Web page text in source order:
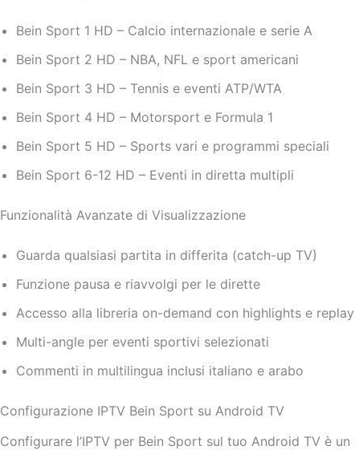
Bein Sport 1 HD – Calcio internazionale e serie A
Bein Sport 2 HD – NBA, NFL e sport americani
Bein Sport 3 HD – Tennis e eventi ATP/WTA
Bein Sport 4 HD – Motorsport e Formula 1
Bein Sport 5 HD – Sports vari e programmi speciali
Bein Sport 6-12 HD – Eventi in diretta multipli
Funzionalità Avanzate di Visualizzazione
Guarda qualsiasi partita in differita (catch-up TV)
Funzione pausa e riavvolgi per le dirette
Accesso alla libreria on-demand con highlights e replay
Multi-angle per eventi sportivi selezionati
Commenti in multilingua inclusi italiano e arabo
Configurazione IPTV Bein Sport su Android TV
Configurare l’IPTV per Bein Sport sul tuo Android TV è